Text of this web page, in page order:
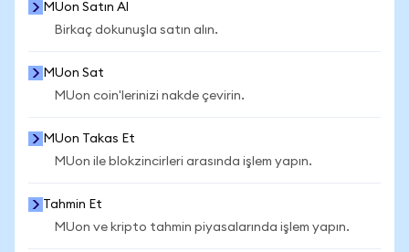
MUon Satın Al
Birkaç dokunuşla satın alın.
MUon Sat
MUon coin'lerinizi nakde çevirin.
MUon Takas Et
MUon ile blokzincirleri arasında işlem yapın.
Tahmin Et
MUon ve kripto tahmin piyasalarında işlem yapın.